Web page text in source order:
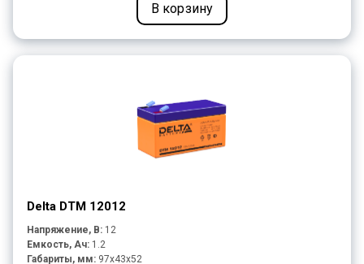
В корзину
Delta DTM 12012
Напряжение, В: 12
Емкость, Ач: 1.2
Габариты, мм: 97x43x52